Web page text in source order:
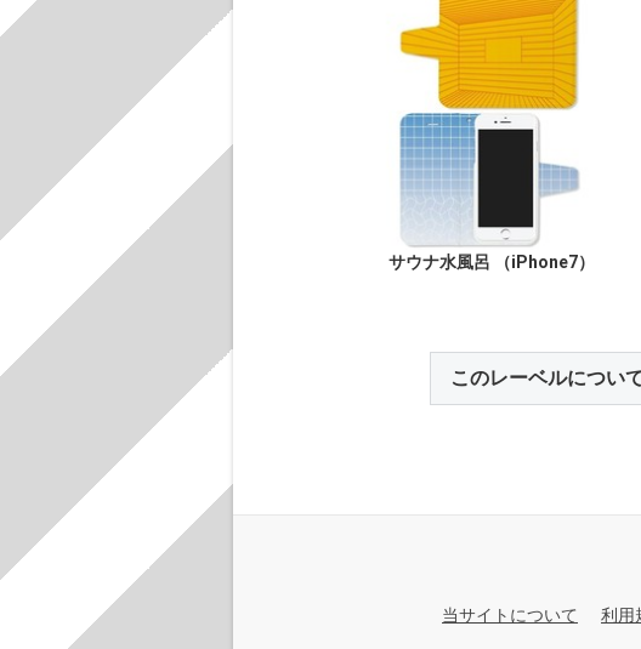
サウナ水風呂 （iPhone7）
このレーベルについ
当サイトについて 利用